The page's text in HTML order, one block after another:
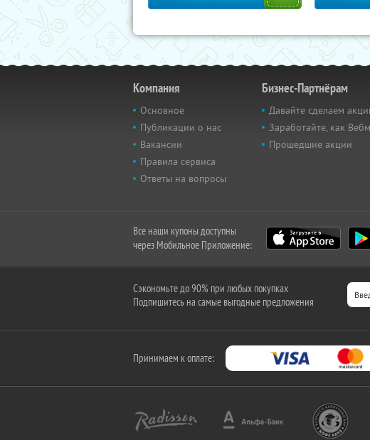
Компания
Основное
Публикации о нас
Вакансии
Правила сервиса
Ответы на вопросы
Бизнес-Партнёрам
Давайте сделаем
Заработайте, как
Прошедшие акции
Все наши купоны доступны
через Мобильное Приложение:
Сэкономьте до 90% при любых покупках
Подпишитесь на самые выгодные предложения
Принимаем к оплате: